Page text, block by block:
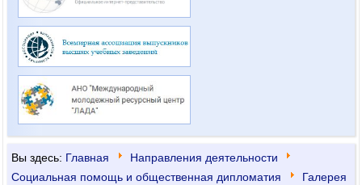
Вы здесь: Главная
Направления деятельности
Социальная помощь и общественная дипломатия
Галерея